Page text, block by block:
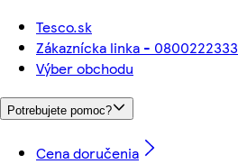
Tesco.sk
Zákaznícka linka - 0800222333
Výber obchodu
Potrebujete pomoc?
Cena doručenia